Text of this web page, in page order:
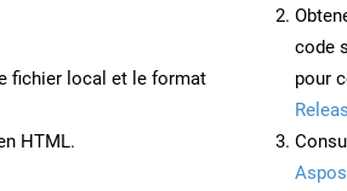
fichier local et le format
HTML.
code
pour